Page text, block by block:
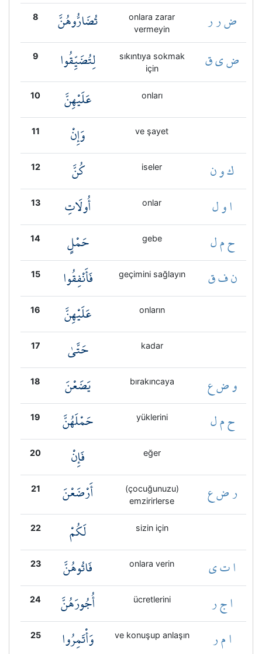
8 تُضَارُّوهُنَّ
onlara zarar
vermeyin
ض ر ر
9 لِتُضَيِّقُوا
sıkıntıya sokmak
için
ض ي ق
10 عَلَيْهِنَّ onları
11 وَإِنْ ve şayet
12 كُنَّ iseler ك و ن
13 أُولَاتِ onlar ا و ل
14 حَمْلٍ gebe ح م ل
15 فَأَنْفِقُوا geçimini sağlayın ن ف ق
16 عَلَيْهِنَّ onların
17 حَتَّىٰ kadar
18 يَضَعْنَ bırakıncaya و ض ع
19 حَمْلَهُنَّ yüklerini ح م ل
20 فَإِنْ eğer
21 أَرْضَعْنَ
(çocuğunuzu)
emzirirlerse
ر ض ع
22 لَكُمْ sizin için
23 فَاتُوهُنَّ onlara verin ا ت ي
24 أُجُورَهُنَّ ücretlerini ا ج ر
25 وَأْتَمِرُوا ve konuşup anlaşın ا م ر